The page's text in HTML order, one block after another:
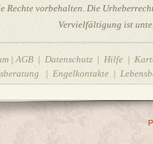
Rechte vorbehalten. Die
Vervielfältigung ist
|AGB | Datenschutz | Hilfe |
| Engelkontakte |